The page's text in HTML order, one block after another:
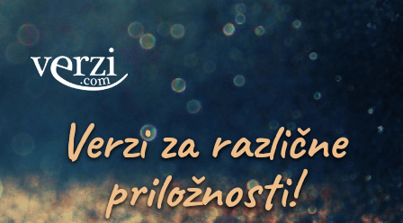
Verzi za različne
priložnosti!